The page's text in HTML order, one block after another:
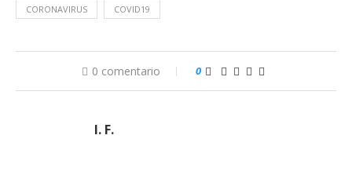
CORONAVIRUS COVID19
0 comentario 0
I. F.